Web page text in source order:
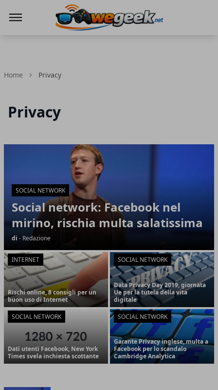
Home Privacy
Privacy
Articoli in Evidenza
SOCIAL NETWORK
Social network: Facebook nel
mirino, rischia multa salatissima
di - Redazione
INTERNET
Rischi online, 8 consigli per un
buon uso di Internet
SOCIAL NETWORK
Data Privacy Day 2019, giornata
Ue per la tutela della vita
digitale
SOCIAL NETWORK
Dati utenti Facebook, New York
Times svela inchiesta scottante
SOCIAL NETWORK
Garante Privacy inglese, multa a
Facebook per lo scandalo
Cambridge Analytica